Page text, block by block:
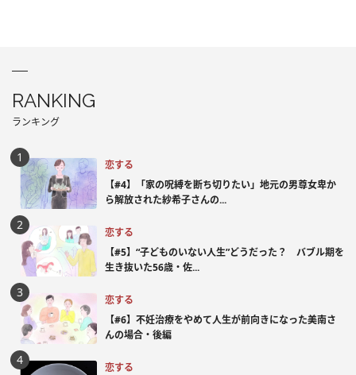
RANKING
ランキング
恋する
【#4】「家の呪縛を断ち切りたい」地元の男尊女卑か
ら解放された紗希子さんの...
恋する
【#5】“子どものいない人生”どうだった？ バブル期を
生き抜いた56歳・佐...
恋する
【#6】不妊治療をやめて人生が前向きになった美南さ
んの場合・後編
恋する